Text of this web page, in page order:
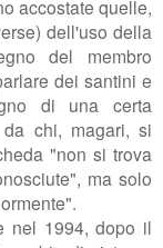
accostate quelle,
dell'uso della
del membro
dei santini e
di una certa
chi, magari, si
"non si trova
ma solo
nel 1994, dopo il